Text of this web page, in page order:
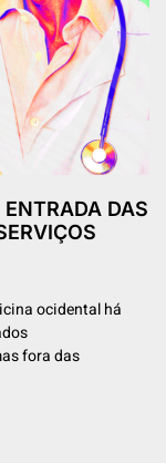
DAS
ocidental há
fora das